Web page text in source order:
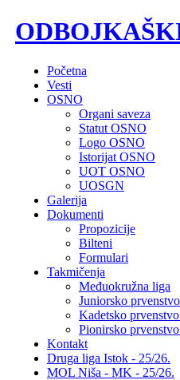
Početna
Vesti
OSNO
Organi saveza
Statut OSNO
Logo OSNO
Istorijat OSNO
UOT OSNO
UOSGN
Galerija
Dokumenti
Propozicije
Bilteni
Formulari
Takmičenja
Međuokružna liga
Juniorsko
Kadetsko
Pionirsko
Kontakt
Druga liga Istok - 25/26.
MOL Niša - MK - 25/26.